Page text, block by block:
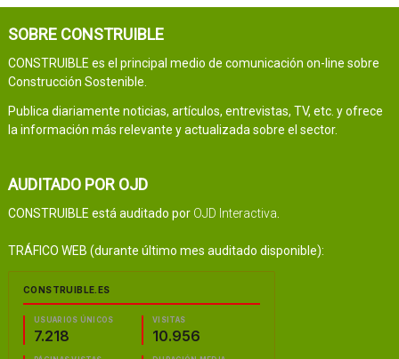
SOBRE CONSTRUIBLE
CONSTRUIBLE es el principal medio de comunicación on-line sobre
Construcción Sostenible.
Publica diariamente noticias, artículos, entrevistas, TV, etc. y ofrece
la información más relevante y actualizada sobre el sector.
AUDITADO POR OJD
CONSTRUIBLE está auditado por OJD Interactiva
TRÁFICO WEB (durante último mes auditado disponible):